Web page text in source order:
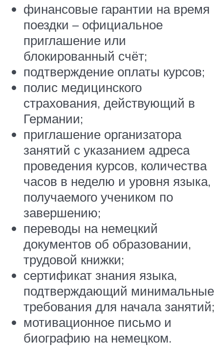
финансовые гарантии на время
поездки – официальное
приглашение или
блокированный счёт;
подтверждение оплаты курсов;
полис медицинского
страхования, действующий в
Германии;
приглашение организатора
занятий с указанием адреса
проведения курсов, количества
часов в неделю и уровня языка,
получаемого учеником по
завершению;
переводы на немецкий
документов об образовании,
трудовой книжки;
сертификат знания языка,
подтверждающий минимальные
требования для начала занятий;
мотивационное письмо и
биографию на немецком.